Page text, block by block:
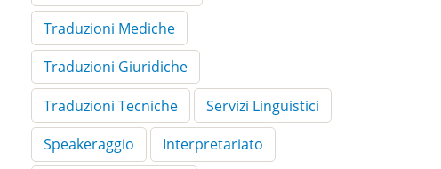
Traduzioni Mediche
Traduzioni Giuridiche
Traduzioni Tecniche
Servizi Linguistici
Speakeraggio
Interpretariato